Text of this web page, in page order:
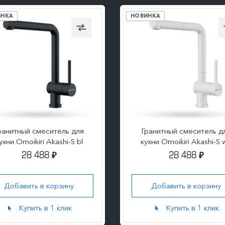
смеситель для
Omoikiri Akashi-S bl
28 488 ₽
Добавить в корзину
Купить в 1 клик
НОВИНКА
Гранитный смеситель
кухни Omoikiri Akashi-S
28 488 ₽
Добавить в корзину
Купить в 1 клик